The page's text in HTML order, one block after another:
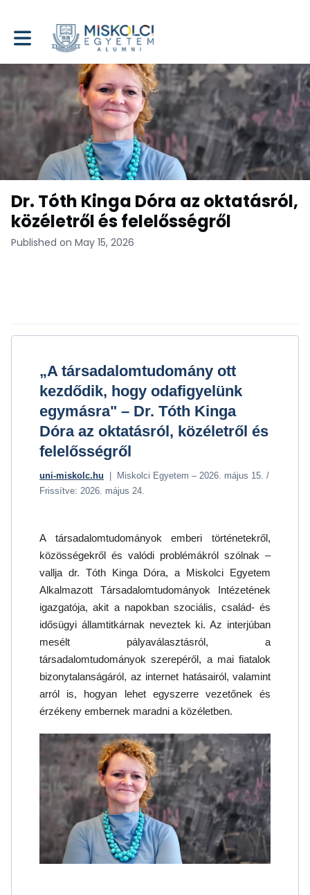
Toggle main navigation
Dr. Tóth Kinga Dóra az oktatásról,
közéletről és felelősségről
Published on May 15, 2026
„A társadalomtudomány ott
kezdődik, hogy odafigyelünk
egymásra" – Dr. Tóth Kinga
Dóra az oktatásról, közéletről és
felelősségről
uni-miskolc.hu | Miskolci Egyetem – 2026. május 15. /
Frissítve: 2026. május 24.
A társadalomtudományok emberi történetekről,
közösségekről és valódi problémákról szólnak –
vallja dr. Tóth Kinga Dóra, a Miskolci Egyetem
Alkalmazott Társadalomtudományok Intézetének
igazgatója, akit a napokban szociális, család- és
idősügyi államtitkárnak neveztek ki. Az interjúban
mesélt pályaválasztásról, a
társadalomtudományok szerepéről, a mai fiatalok
bizonytalanságáról, az internet hatásairól, valamint
arról is, hogyan lehet egyszerre vezetőnek és
érzékeny embernek maradni a közéletben.